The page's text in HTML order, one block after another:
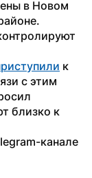
в Новом
к
с этим
близко к
канале